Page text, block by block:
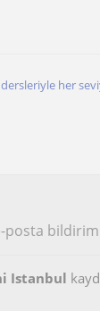
her
posta
Istanbul